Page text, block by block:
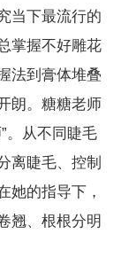
当下最流行的
掌握不好雕花
法到膏体堆叠
朗。糖糖老师
。从不同睫毛
离睫毛、控制
她的指导下，
翘、根根分明